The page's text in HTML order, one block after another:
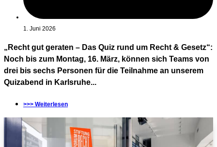
1. Juni 2026
„Recht gut geraten – Das Quiz rund um Recht & Gesetz“:
Noch bis zum Montag, 16. März, können sich Teams von
drei bis sechs Personen für die Teilnahme an unserem
Quizabend in Karlsruhe...
>>> Weiterlesen